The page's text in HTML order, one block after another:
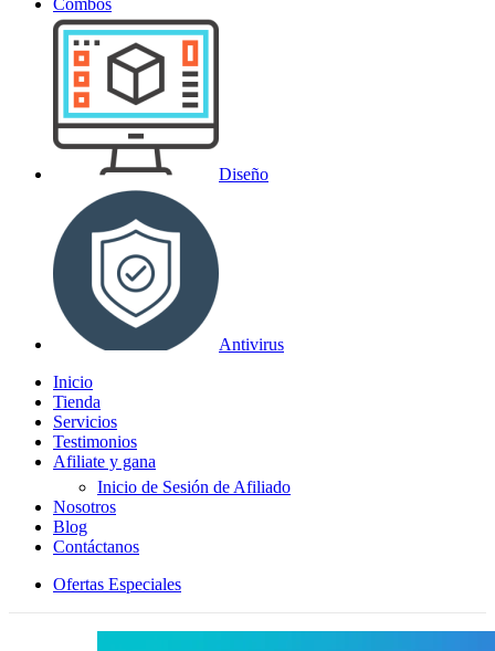
Combos
Diseño
Antivirus
Inicio
Tienda
Servicios
Testimonios
Afiliate y gana
Inicio de Sesión de Afiliado
Nosotros
Blog
Contáctanos
Ofertas Especiales